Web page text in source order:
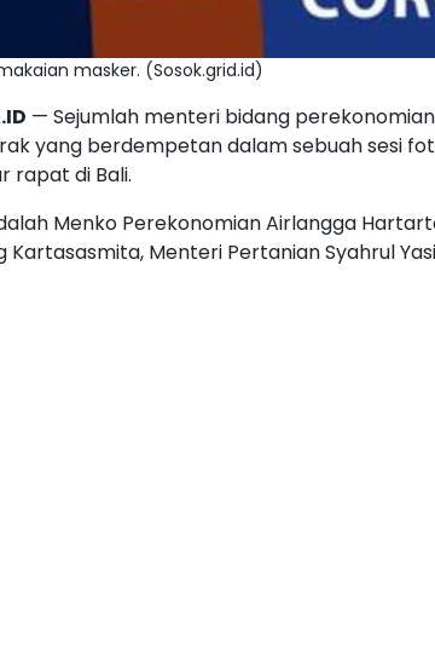
masker. (Sosok.grid.id)
— Sejumlah menteri bidang
yang berdempetan dalam sebuah sesi
rapat di Bali.
Menko Perekonomian Airlangga
Kartasasmita, Menteri Pertanian Syahrul